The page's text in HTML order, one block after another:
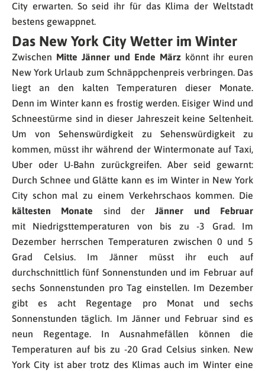
City erwarten. So seid ihr für das Klima der Weltstadt
bestens gewappnet.
Das New York City Wetter im Winter
Zwischen Mitte Jänner und Ende März könnt ihr euren
New York Urlaub zum Schnäppchenpreis verbringen. Das
liegt an den kalten Temperaturen dieser Monate.
Denn im Winter kann es frostig werden. Eisiger Wind und
Schneestürme sind in dieser Jahreszeit keine Seltenheit.
Um von Sehenswürdigkeit zu Sehenswürdigkeit zu
kommen, müsst ihr während der Wintermonate auf Taxi,
Uber oder U-Bahn zurückgreifen. Aber seid gewarnt:
Durch Schnee und Glätte kann es im Winter in New York
City schon mal zu einem Verkehrschaos kommen. Die
kältesten Monate sind derJänner und Februar
mit Niedrigsttemperaturen von bis zu -3 Grad. Im
Dezember herrschen Temperaturen zwischen 0 und 5
Grad Celsius. Im Jänner müsst ihr euch auf
durchschnittlich fünf Sonnenstunden und im Februar auf
sechs Sonnenstunden pro Tag einstellen. Im Dezember
gibt es acht Regentage pro Monat und sechs
Sonnenstunden täglich. Im Jänner und Februar sind es
neun Regentage. In Ausnahmefällen können die
Temperaturen auf bis zu -20 Grad Celsius sinken. New
York City ist aber trotz des Klimas auch im Winter eine